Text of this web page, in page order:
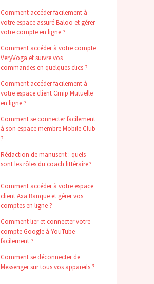
Comment accéder facilement à
votre espace assuré Baloo et gérer
votre compte en ligne ?
Comment accéder à votre compte
VeryVoga et suivre vos
commandes en quelques clics ?
Comment accéder facilement à
votre espace client Cmip Mutuelle
en ligne ?
Comment se connecter facilement
à son espace membre Mobile Club
?
Rédaction de manuscrit : quels
sont les rôles du coach littéraire ?
Comment accéder à votre espace
client Axa Banque et gérer vos
comptes en ligne ?
Comment lier et connecter votre
compte Google à YouTube
facilement ?
Comment se déconnecter de
Messenger sur tous vos appareils ?